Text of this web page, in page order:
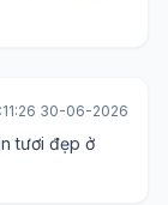
30-06-2026
tươi đẹp ở